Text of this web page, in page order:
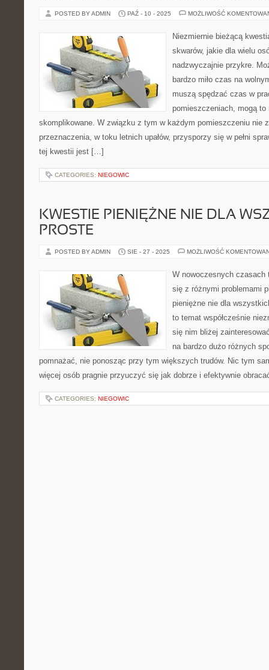
POSTED BY ADMIN PAŹ - 10 - 2025 MOŻLIWOŚĆ
Niezmiernie bieżącą
skwarów, jakie dla wielu
nadzwyczajnie przykre.
bardzo miło czas na
muszą spędzać czas w
pomieszczeniach, mogą to
skomplikowane. W związku z tym w każdym pomieszczeniu nie
przeznaczenia, w toku letnich upałów, przysporzy się w pełni
tej kwestii jest […]
CATEGORIES: NIEGOWIC
KWESTIE PIENIĘŻNE NIE DLA
PROSTE
POSTED BY ADMIN SIE - 27 - 2025 MOŻLIWOŚĆ
W nowoczesnych czasach
się z różnymi problemami
pieniężne nie dla
to temat współcześnie
się nim bliżej
na bardzo dużo różnych
pomnażać, nie ponosząc przy tym większych trudów. Nic tym
więcej osób pragnie przyuczyć się jak dobrze i efektywnie
CATEGORIES: NIEGOWIC